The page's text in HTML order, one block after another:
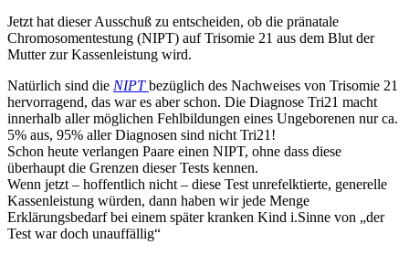
Jetzt hat dieser Ausschuß zu entscheiden, ob die pränatale
Chromosomentestung (NIPT) auf Trisomie 21 aus dem Blut der
Mutter zur Kassenleistung wird.
Natürlich sind die NIPTbezüglich des Nachweises von Trisomie 21
hervorragend, das war es aber schon. Die Diagnose Tri21 macht
innerhalb aller möglichen Fehlbildungen eines Ungeborenen nur ca.
5% aus, 95% aller Diagnosen sind nicht Tri21!
Schon heute verlangen Paare einen NIPT, ohne dass diese
überhaupt die Grenzen dieser Tests kennen.
Wenn jetzt – hoffentlich nicht – diese Test unrefelktierte, generelle
Kassenleistung würden, dann haben wir jede Menge
Erklärungsbedarf bei einem später kranken Kind i.Sinne von „der
Test war doch unauffällig“